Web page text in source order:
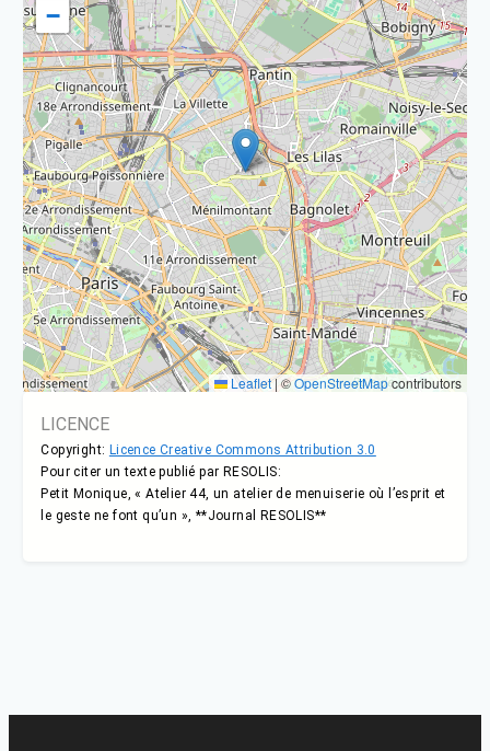
−
Leaflet|©OpenStreetMapcontributors
LICENCE
Copyright: Licence Creative Commons Attribution 3.0
Pour citer un texte publié par RESOLIS:
Petit Monique, « Atelier 44, un atelier de menuiserie où l’esprit et
le geste ne font qu’un », **Journal RESOLIS**